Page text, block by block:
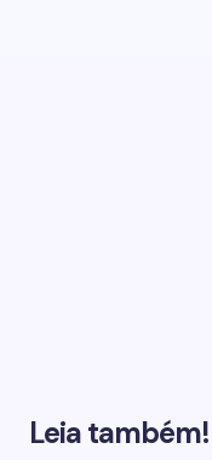
Leia também!